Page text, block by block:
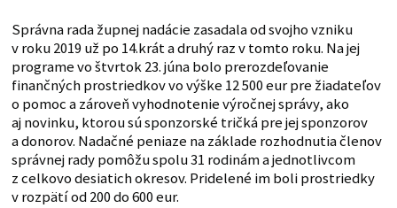
Správna rada župnej nadácie zasadala od svojho vzniku
v roku 2019 už po 14.krát a druhý raz v tomto roku. Na jej
programe vo štvrtok 23. júna bolo prerozdeľovanie
finančných prostriedkov vo výške 12 500 eur pre žiadateľov
o pomoc a zároveň vyhodnotenie výročnej správy, ako
aj novinku, ktorou sú sponzorské tričká pre jej sponzorov
a donorov. Nadačné peniaze na základe rozhodnutia členov
správnej rady pomôžu spolu 31 rodinám a jednotlivcom
z celkovo desiatich okresov. Pridelené im boli prostriedky
v rozpätí od 200 do 600 eur.